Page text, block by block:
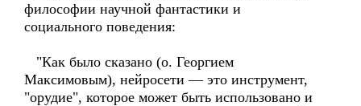
философии научной фантастики и
социального поведения:
"Как было сказано (о. Георгием
Максимовым), нейросети — это инструмент,
"орудие", которое может быть использовано и